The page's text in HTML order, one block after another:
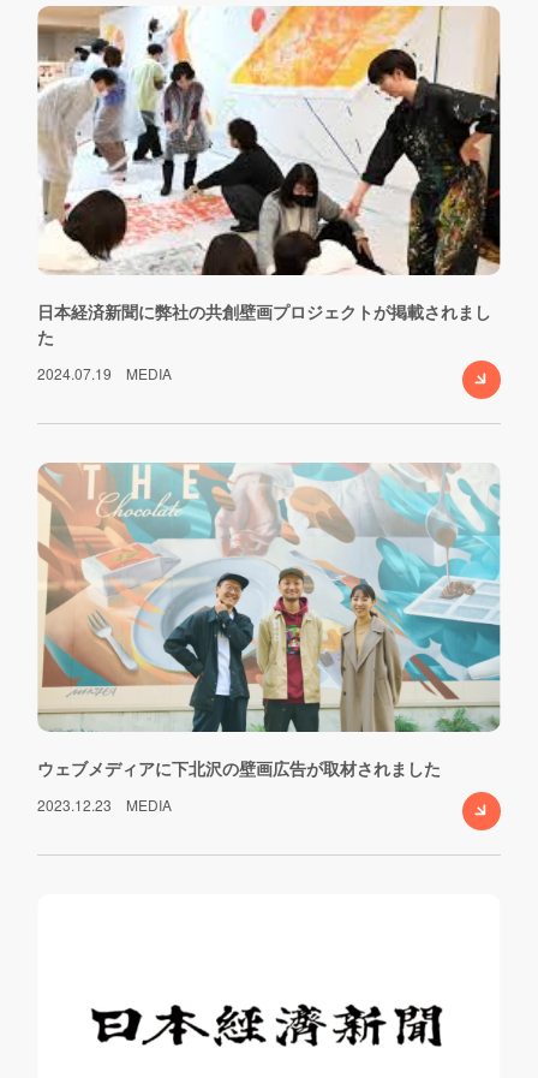
日本経済新聞に弊社の共創壁画プロジェクトが掲載されまし
た
2024.07.19 MEDIA
ウェブメディアに下北沢の壁画広告が取材されました
2023.12.23 MEDIA